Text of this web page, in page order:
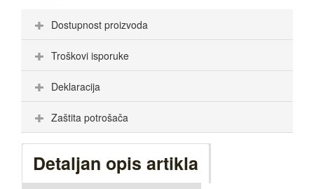
Dostupnost proizvoda
Troškovi isporuke
Deklaracija
Zaštita potrošača
Detaljan opis artikla